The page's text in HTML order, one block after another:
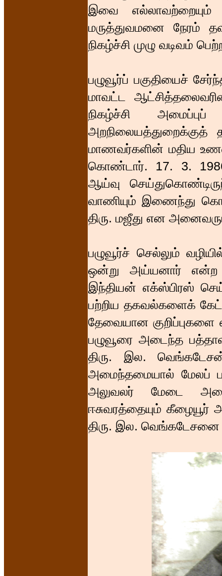
இவை
மருத்துவமனை நேரம்
நிகழ்ச்சி முழு வடிவம்
பழுவூர்ப் பகுதியைச்
மாவட்ட
நிகழ்ச்சி
அறநிலையத்துறைக்குத்
மாணவர்களின் மதிய
கொண்டார். 17. 3.
ஆய்வு
வாணியும் இணைந்து
திரு. மஜீது என அனைவரும்
பழுவூர்ச் செல்லும்
ஒன்று அய்யனார் என்ற
இந்தியன் எக்ஸ்பிரஸ்
பற்றிய தகவல்களைக்
தேவையான குறிப்புகளை
பழுவூரை அடைந்த
திரு. இல.
அமைந்தமையால் மேலப்
அலுவலர் மேடை
ஈசுவரத்தையும் கீழையூர்
திரு. இல.